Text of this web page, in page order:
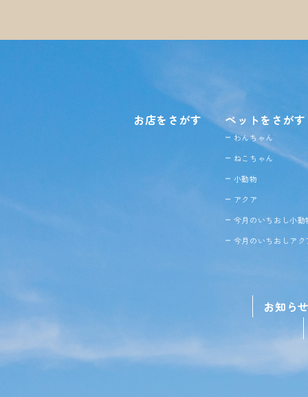
お店をさがす ペットをさがす
わんちゃん
ねこちゃん
小動物
アクア
今月のいちおし小動
今月のいちおしアク
お知ら